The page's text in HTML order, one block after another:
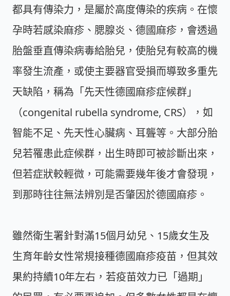
都具有傳染力，是屬於高度傳染的疾病。在懷
孕時若感染麻疹、腮腺炎、德國麻疹，會透過
胎盤垂直傳染病毒給胎兒，使胎兒有較高的機
率發生流產，或使主要器官受損而導致多重先
天缺陷，稱為「先天性德國麻疹症候群」
（congenital rubella syndrome, CRS），如
智能不足、先天性心臟病、耳聾等。大部分胎
兒若罹患此症候群，出生時即可被診斷出來，
但若症狀較輕微，可能需要幾年後才會發現，
到那時往往無法辨別是否肇因於德國麻疹。
雖然衛生署針對滿15個月幼兒、15歲女生及
生育年齡女性常規接種德國麻疹疫苗，但其效
果約持續10年左右，若疫苗效力已「過期」